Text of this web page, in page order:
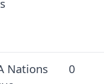
Nations
0